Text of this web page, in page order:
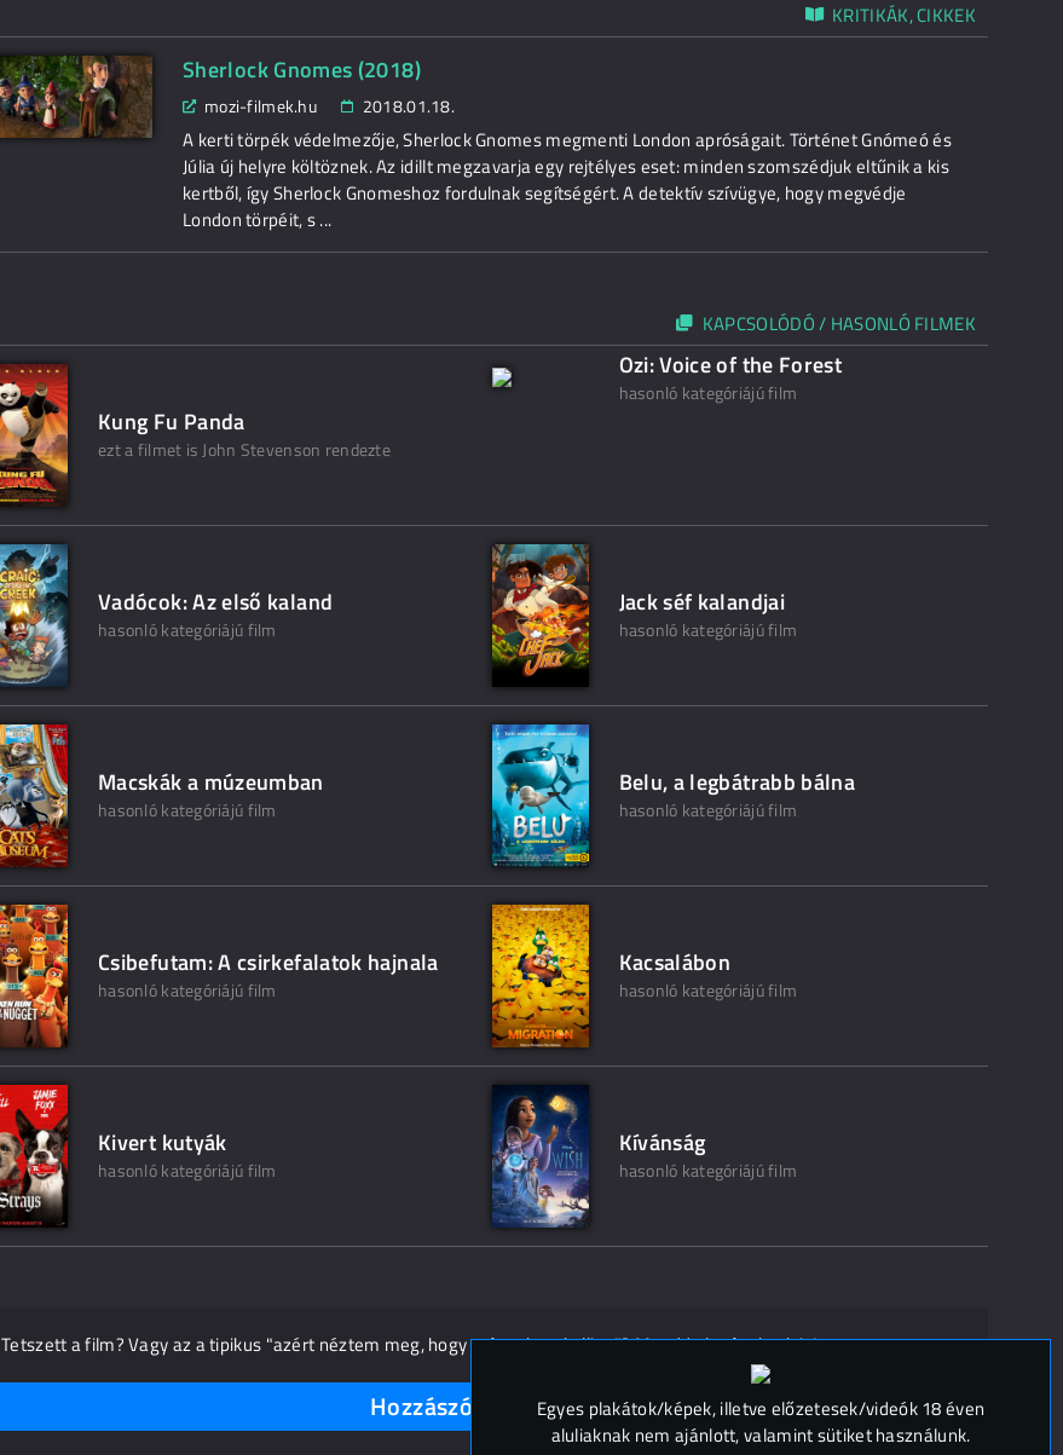
KRITIKÁK, CIKKEK
Sherlock Gnomes (2018)
mozi-filmek.hu 2018.01.18.
A kerti törpék védelmezője, Sherlock Gnomes megmenti London apróságait. Történet Gnómeó és
Júlia új helyre költöznek. Az idillt megzavarja egy rejtélyes eset: minden szomszédjuk eltűnik a kis
kertből, így Sherlock Gnomeshoz fordulnak segítségért. A detektív szívügye, hogy megvédje
London törpéit, s ...
KAPCSOLÓDÓ / HASONLÓ FILMEK
Kung Fu Panda
ezt a filmet is John Stevenson rendezte
Ozi: Voice of the Forest
hasonló kategóriájú film
Vadócok: Az első kaland
hasonló kategóriájú film
Jack séf kalandjai
hasonló kategóriájú film
Macskák a múzeumban
hasonló kategóriájú film
Belu, a legbátrabb bálna
hasonló kategóriájú film
Csibefutam: A csirkefalatok hajnala
hasonló kategóriájú film
Kacsalábon
hasonló kategóriájú film
Kivert kutyák
hasonló kategóriájú film
Kívánság
hasonló kategóriájú film
Tetszett a film? Vagy az a tipikus "azért néztem meg, hogy másnak ne kelljen"? Mondd el másoknak is!
Hozzászólások (0)
Egyes plakátok/képek, illetve előzetesek/videók 18 éven
aluliaknak nem ajánlott, valamint sütiket használunk.